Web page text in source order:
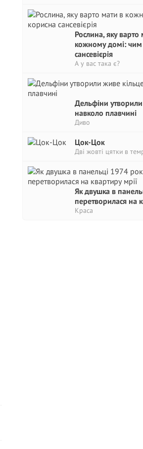
Рослина, яку варто
кожному домі: чим
сансевієрія
А у вас така є?
Дельфіни
навколо плавчині
Диво
Цок-Цок
Дві жовті цятки в
Як двушка в
перетворилася на
Краса